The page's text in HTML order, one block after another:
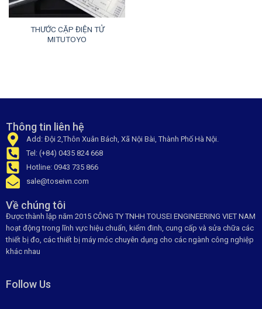
THƯỚC CẶP ĐIỆN TỬ
MITUTOYO
Thông tin liên hệ
Add: Đội 2,Thôn Xuân Bách, Xã Nội Bài, Thành Phố Hà Nội.
Tel: (+84) 0435 824 668
Hotline: 0943 735 866
sale@toseivn.com
Về chúng tôi
Được thành lập năm 2015 CÔNG TY TNHH TOUSEI ENGINEERING VIET NAM
hoạt động trong lĩnh vực hiệu chuẩn, kiểm đinh, cung cấp và sửa chữa các
thiết bị đo, các thiết bị máy móc chuyên dụng cho các ngành công nghiệp
khác nhau
Follow Us